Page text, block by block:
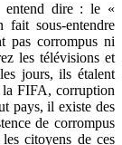
entend dire : le «
sous-entendre
pas corrompus ni
les télévisions et
jours, ils étalent
FIFA, corruption
pays, il existe des
de corrompus
citoyens de ces